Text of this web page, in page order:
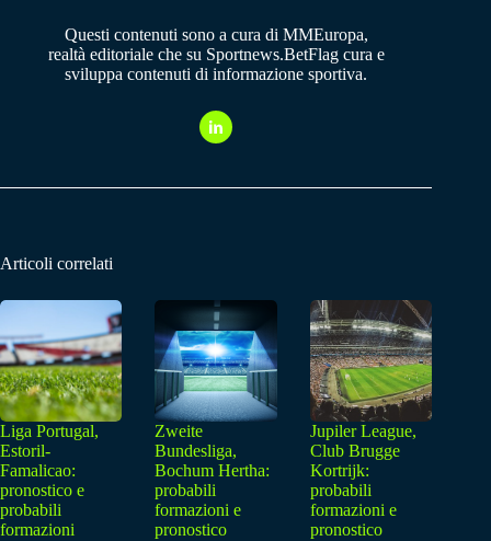
Questi contenuti sono a cura di MMEuropa,
realtà editoriale che su Sportnews.BetFlag cura e
sviluppa contenuti di informazione sportiva.
Articoli correlati
Liga Portugal,
Estoril-
Famalicao:
pronostico e
probabili
formazioni
Zweite
Bundesliga,
Bochum Hertha:
probabili
formazioni e
pronostico
Jupiler League,
Club Brugge
Kortrijk:
probabili
formazioni e
pronostico